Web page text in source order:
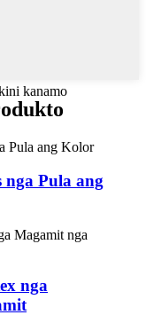
kanamo
nga Pula ang
nga